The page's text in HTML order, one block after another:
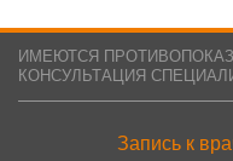
ИМЕЮТСЯ
КОНСУЛЬТАЦИЯ
Запись к